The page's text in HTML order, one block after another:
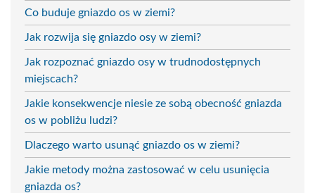
Co buduje gniazdo os w ziemi?
Jak rozwija się gniazdo osy w ziemi?
Jak rozpoznać gniazdo osy w trudnodostępnych
miejscach?
Jakie konsekwencje niesie ze sobą obecność gniazda
os w pobliżu ludzi?
Dlaczego warto usunąć gniazdo os w ziemi?
Jakie metody można zastosować w celu usunięcia
gniazda os?